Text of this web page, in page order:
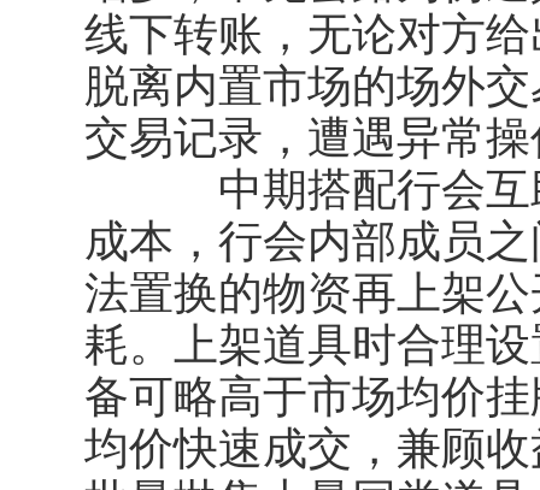
线下转账，无论对方
脱离内置市场的场外
交易记录，遭遇异常
中期搭配行会互助
成本，行会内部成员
法置换的物资再上架
耗。上架道具时合理
备可略高于市场均价
均价快速成交，兼顾